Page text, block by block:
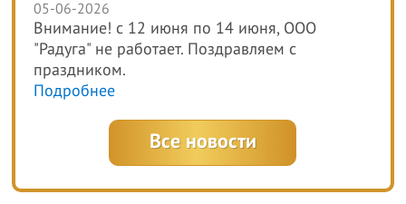
05-06-2026
Внимание! с 12 июня по 14 июня, ООО
"Радуга" не работает. Поздравляем с
праздником.
Подробнее
Все новости